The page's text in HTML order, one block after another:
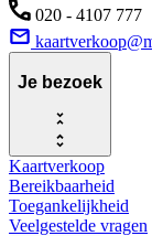
020 - 4107 777
Je bezoek
Kaartverkoop
Bereikbaarheid
Toegankelijkheid
Veelgestelde vragen